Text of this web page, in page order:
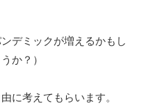
デミックが増えるかもし
か？）
に考えてもらいます。